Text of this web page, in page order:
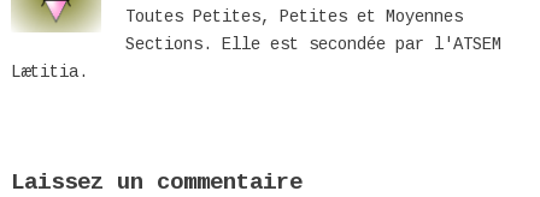
Toutes Petites, Petites et Moyennes
Sections. Elle est secondée par l'ATSEM
Lætitia.
Laissez un commentaire